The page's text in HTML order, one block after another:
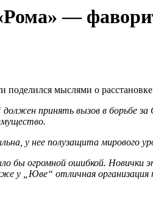
—
поделился мыслями о
принять вызов в борьбе
у нее полузащита мирового
бы огромной ошибкой.
у „Юве“ отличная организация